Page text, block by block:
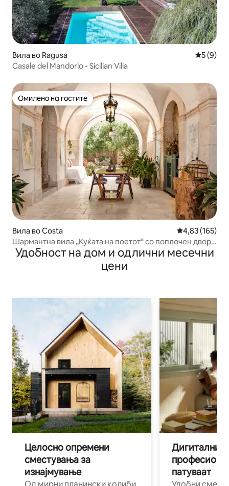
Вила во Ragusa
5 (9)
Casale del Mandorlo - Sicilian Villa
Омилено на гостите
Омилено на гостите
Вила во Costa Просечна
4,83 (165)
Шармантна вила „Куќата на поетот“ со поплочен двор
во близина на Рагуза
Удобност на дом и одлични месечни
цени
Целосно опремени
сместувања за
изнајмување
Дигитални
патуваат